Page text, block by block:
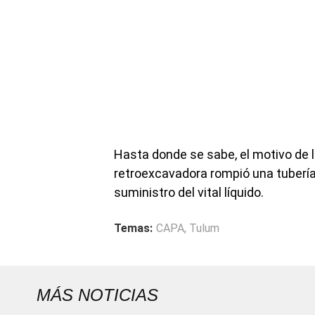
Hasta donde se sabe, el motivo de
retroexcavadora rompió una
suministro del vital líquido.
Temas: CAPA, Tulum
MÁS NOTICIAS